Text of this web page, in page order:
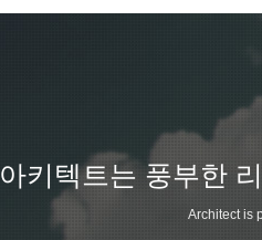
아키텍트는 풍부한
Architect is